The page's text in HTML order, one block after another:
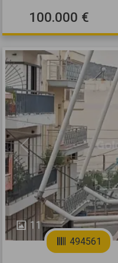
100.000 €
11
Previous
494561